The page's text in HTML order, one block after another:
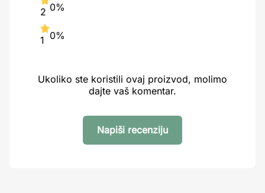
2 0%
1 0%
Ukoliko ste koristili ovaj proizvod, molimo
dajte vaš komentar.
Napiši recenziju